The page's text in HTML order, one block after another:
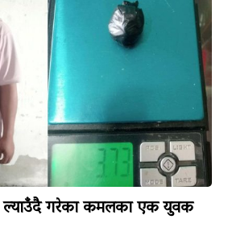
ल्याउँदै गरेका कमलका एक युवक